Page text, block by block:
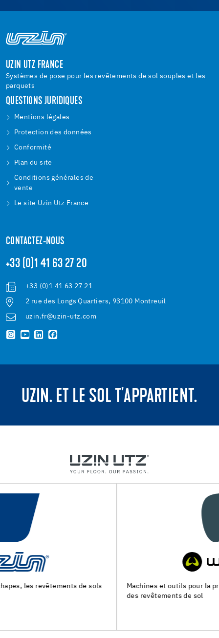
UZIN UTZ FRANCE
Systèmes de pose pour les revêtements de sol souples et les
parquets
QUESTIONS JURIDIQUES
Mentions légales
Protection des données
Conformité
Plan du site
Conditions générales de
vente
Le site Uzin Utz France
CONTACTEZ-NOUS
+33 (0)1 41 63 27 20
+33 (0)1 41 63 27 21
2 rue des Longs Quartiers, 93100 Montreuil
uzin.fr@uzin-utz.com
UZIN. ET LE SOL T'APPARTIENT.
Machines et outils pour la preparation du support et la pose